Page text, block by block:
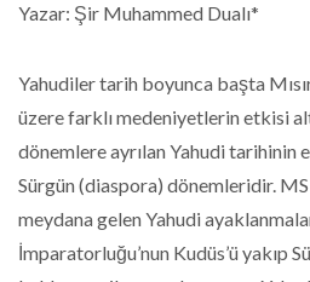
Yazar: Şir Muhammed Dualı*
Yahudiler tarih boyunca başta
üzere farklı medeniyetlerin etkisi
dönemlere ayrılan Yahudi tarihinin
Sürgün (diaspora) dönemleridir. MS
meydana gelen Yahudi
İmparatorluğu’nun Kudüs’ü yakıp